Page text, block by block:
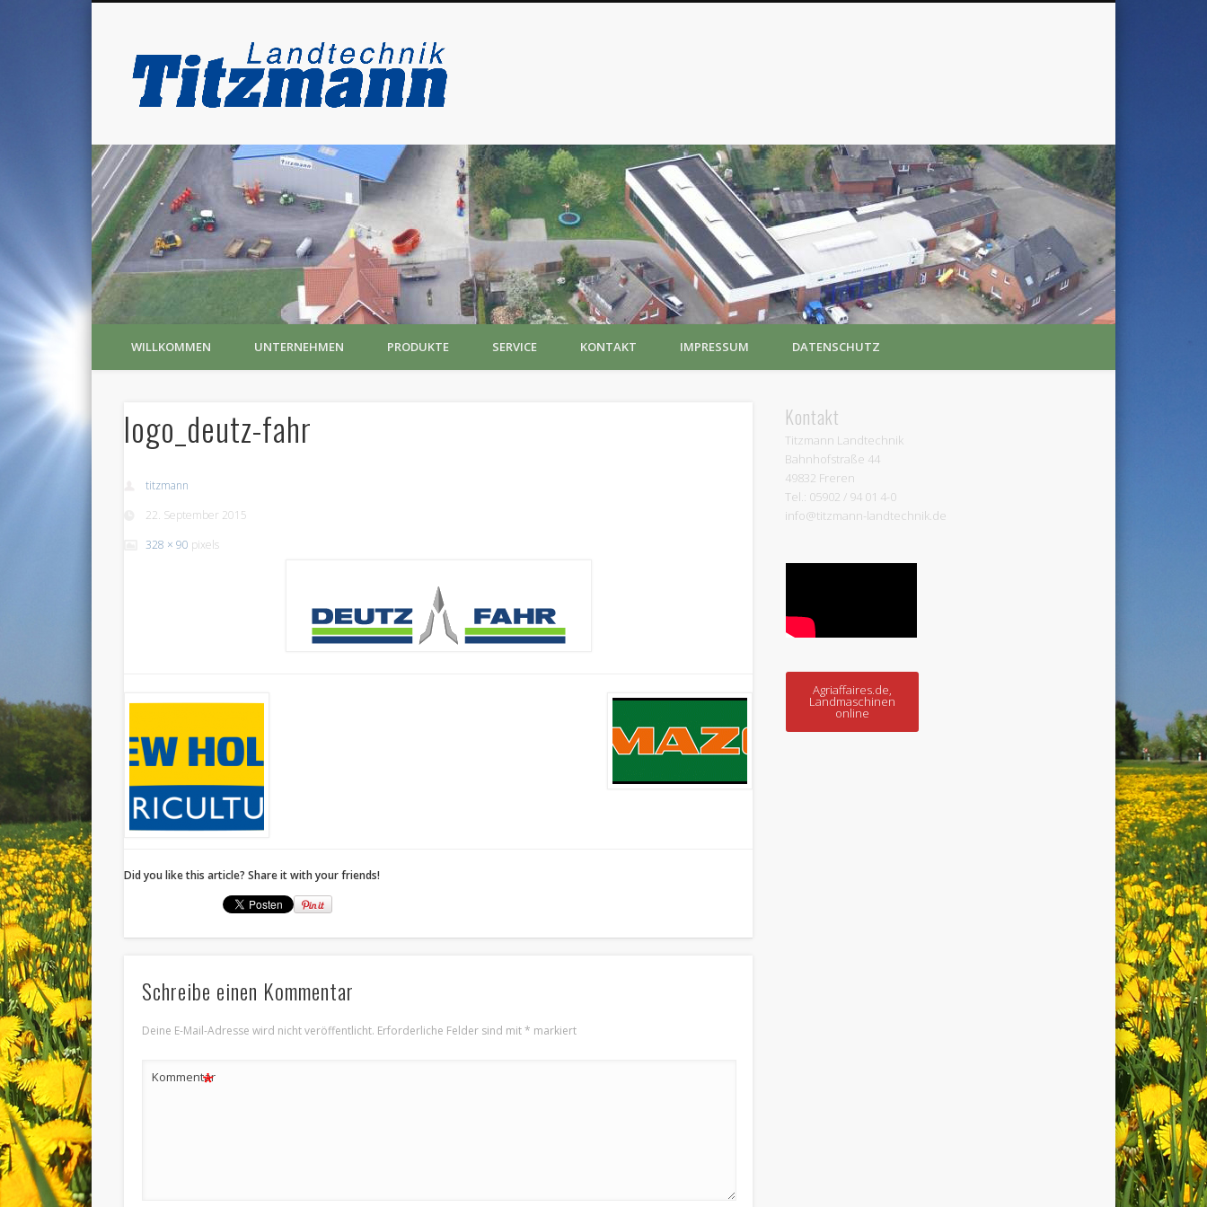
Freren
WILLKOMMEN UNTERNEHMEN PRODUKTE SERVICE KONTAKT IMPRESSUM DATENSCHUTZ
logo_deutz-fahr
titzmann
22. September 2015
328 × 90 pixels
Did you like this article? Share it with your friends!
Schreibe einen Kommentar
Deine E-Mail-Adresse wird nicht veröffentlicht. Erforderliche Felder sind mit* markiert
Kommentar
*
Kontakt
Titzmann Landtechnik
Bahnhofstraße 44
49832 Freren
Tel.: 05902 / 94 01 4-0
info@titzmann-landtechnik.de
Agriaffaires.de,
Landmaschinen
online